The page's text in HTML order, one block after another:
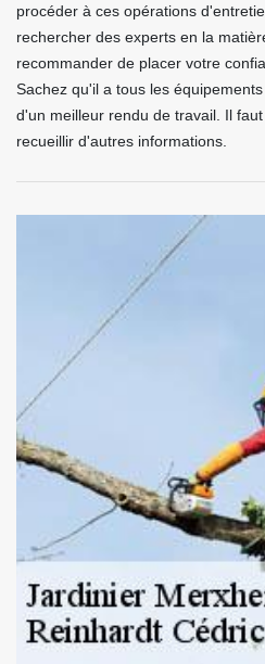
procéder à ces opérations
rechercher des experts en la
recommander de placer votre
Sachez qu'il a tous les
d'un meilleur rendu de travail. Il
recueillir d'autres informations.